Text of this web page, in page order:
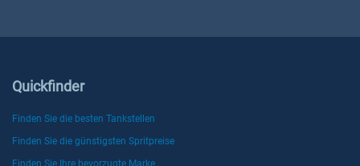
Quickfinder
Finden Sie die besten Tankstellen
Finden Sie die günstigsten Spritpreise
Finden Sie Ihre bevorzugte Marke